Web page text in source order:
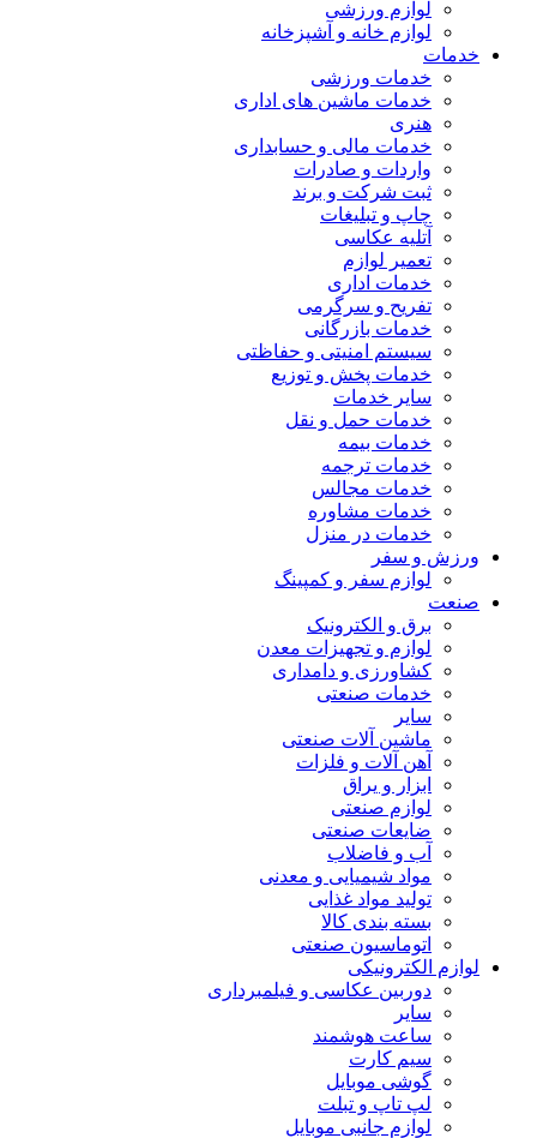
لوازم ورزشی
لوازم خانه و آشپزخانه
خدمات
خدمات ورزشی
خدمات ماشین های اداری
هنری
خدمات مالی و حسابداری
واردات و صادرات
ثبت شرکت و برند
چاپ و تبلیغات
آتلیه عکاسی
تعمیر لوازم
خدمات اداری
تفریح و سرگرمی
خدمات بازرگانی
سیستم امنیتی و حفاظتی
خدمات پخش و توزیع
سایر خدمات
خدمات حمل و نقل
خدمات بیمه
خدمات ترجمه
خدمات مجالس
خدمات مشاوره
خدمات در منزل
ورزش و سفر
لوازم سفر و کمپینگ
صنعت
برق و الکترونیک
لوازم و تجهیزات معدن
کشاورزی و دامداری
خدمات صنعتی
سایر
ماشین آلات صنعتی
آهن آلات و فلزات
ابزار و یراق
لوازم صنعتی
ضایعات صنعتی
آب و فاضلاب
مواد شیمیایی و معدنی
تولید مواد غذایی
بسته بندی کالا
اتوماسیون صنعتی
لوازم الکترونیکی
دوربین عکاسی و فیلمبرداری
سایر
ساعت هوشمند
سیم کارت
گوشی موبایل
لپ تاپ و تبلت
لوازم جانبی موبایل